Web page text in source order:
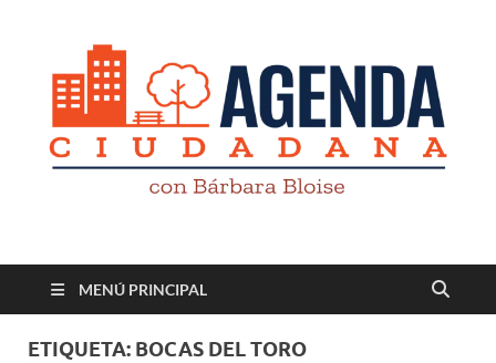
Revista digital
MENÚ PRINCIPAL
ETIQUETA: BOCAS DEL TORO